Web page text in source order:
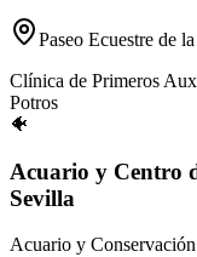
Paseo Ecuestre de
Clínica de Primeros
Potros
🐠
Acuario y Centro
Sevilla
Acuario y